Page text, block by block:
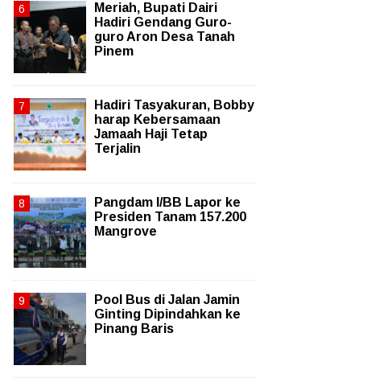
Meriah, Bupati Dairi
Hadiri Gendang Guro-
guro Aron Desa Tanah
Pinem
Hadiri Tasyakuran, Bobby
harap Kebersamaan
Jamaah Haji Tetap
Terjalin
Pangdam I/BB Lapor ke
Presiden Tanam 157.200
Mangrove
Pool Bus di Jalan Jamin
Ginting Dipindahkan ke
Pinang Baris